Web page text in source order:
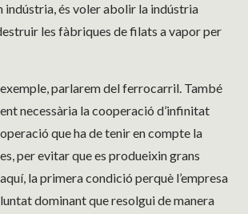
indústria, és voler abolir la indústria
les fàbriques de filats a vapor per
parlarem del ferrocarril. També
necessària la cooperació d’infinitat
que ha de tenir en compte la
per evitar que es produeixin grans
la primera condició perquè l’empresa
dominant que resolgui de manera